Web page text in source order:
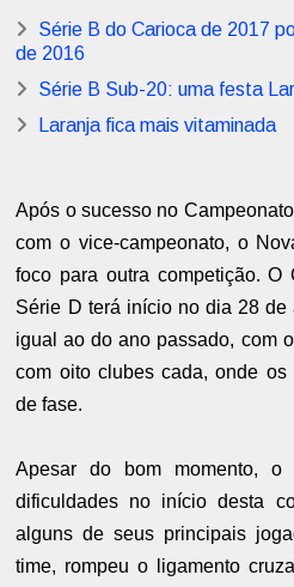
Série B do Carioca de 2017
de 2016
Série B Sub-20: uma festa
Laranja fica mais vitaminada
Após o sucesso no
com o vice-campeonato, o
foco para outra competição. O
Série D terá início no dia 28 de
igual ao do ano passado, com
com oito clubes cada, onde os
de fase.
Apesar do bom momento,
dificuldades no início desta
alguns de seus principais
time, rompeu o ligamento